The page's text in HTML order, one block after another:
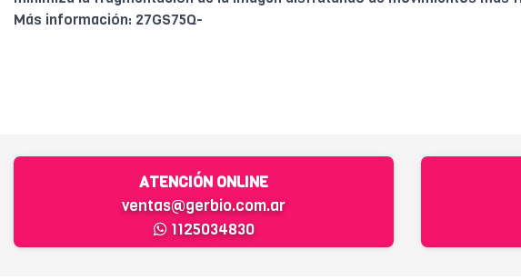
Más información: 27GS75Q-
ATENCIÓN ONLINE
ventas@gerbio.com.ar
1125034830